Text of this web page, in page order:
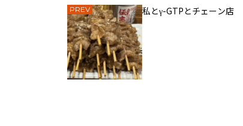
PREV 私とγ-GTPとチェーン店